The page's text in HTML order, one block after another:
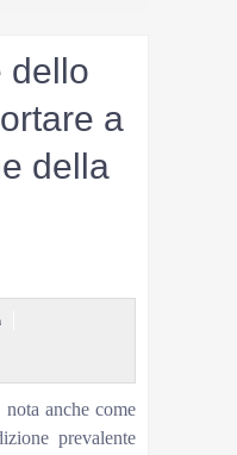
dello
a
della
anche come
prevalente